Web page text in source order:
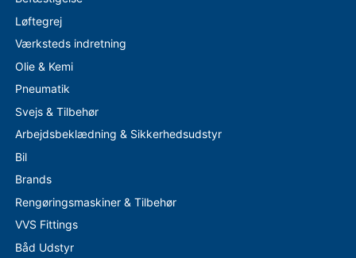
Løftegrej
Værksteds indretning
Olie & Kemi
Pneumatik
Svejs & Tilbehør
Arbejdsbeklædning & Sikkerhedsudstyr
Bil
Brands
Rengøringsmaskiner & Tilbehør
VVS Fittings
Båd Udstyr